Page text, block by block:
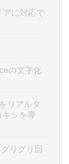
アに対応で
の文字化
リアルタ
シを導
リグリ回